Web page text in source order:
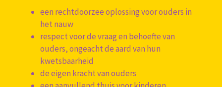
een rechtdoorzee oplossing voor ouders in
het nauw
respect voor de vraag en behoefte van
ouders, ongeacht de aard van hun
kwetsbaarheid
de eigen kracht van ouders